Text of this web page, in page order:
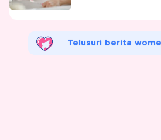
Telusuri berita